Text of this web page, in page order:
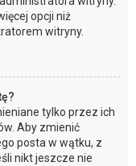
opcji niż
witryny.
tylko przez ich
Aby zmienić
posta w wątku, z
nikt jeszcze nie